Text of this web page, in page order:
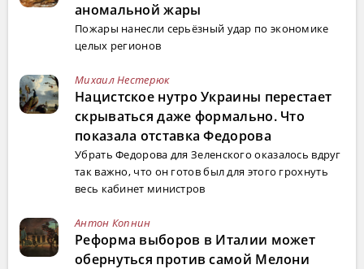
аномальной жары
Пожары нанесли серьёзный удар по экономике
целых регионов
Михаил Нестерюк
Нацистское нутро Украины перестает
скрываться даже формально. Что
показала отставка Федорова
Убрать Федорова для Зеленского оказалось вдруг
так важно, что он готов был для этого грохнуть
весь кабинет министров
Антон Копнин
Реформа выборов в Италии может
обернуться против самой Мелони